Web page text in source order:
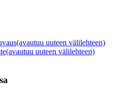
(avautuu uuteen välilehteen)
(avautuu uuteen välilehteen)